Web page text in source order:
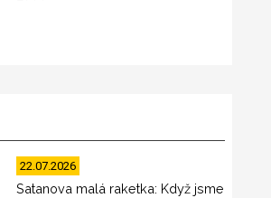
22.07.2026
Satanova malá raketka: Když jsme